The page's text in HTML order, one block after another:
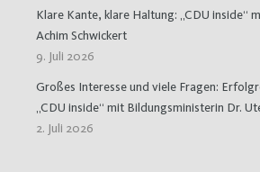
Klare Kante, klare Haltung: „CDU inside“
Achim Schwickert
9. Juli 2026
Großes Interesse und viele Fragen:
„CDU inside“ mit Bildungsministerin Dr.
2. Juli 2026